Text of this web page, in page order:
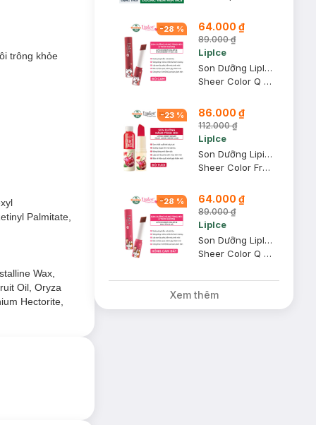
trông khỏe
Palmitate,
Wax,
Oil, Oryza
Hectorite,
-28 % 64.000 ₫
89.000 ₫
LipIce
Son Dưỡng LipIce Hương Trà Dâu, Màu Đỏ Cam 2.4g
Sheer Color Q Strawberry Tea
-23 % 86.000 ₫
112.000 ₫
LipIce
Son Dưỡng Lipice Trái Cây Cherry - Anh Đào Đỏ Tươi 4g
Sheer Color Fruit Juice
-28 % 64.000 ₫
89.000 ₫
LipIce
Son Dưỡng LipIce Hương Trà Sữa, Màu Hồng Cam Đất 2.4g
Sheer Color Q Milk Tea
Xem thêm